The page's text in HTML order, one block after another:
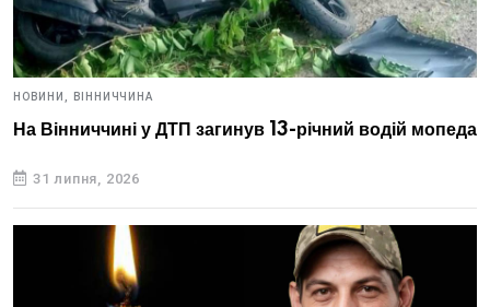
НОВИНИ, ВІННИЧЧИНА
На Вінниччині у ДТП загинув 13-річний водій мопеда
31 липня, 2026